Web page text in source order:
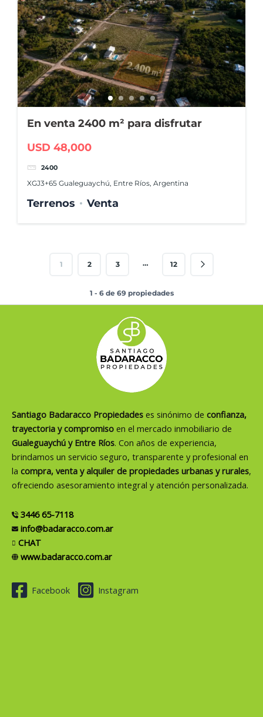
En venta 2400 m² para disfrutar
USD 48,000
2400
XGJ3+65 Gualeguaychú, Entre Ríos, Argentina
Terrenos Venta
1 2 3 … 12
1 - 6 de 69 propiedades
Santiago Badaracco Propiedades es sinónimo de confianza,
trayectoria y compromiso en el mercado inmobiliario de
Gualeguaychú y Entre Ríos. Con años de experiencia,
brindamos un servicio seguro, transparente y profesional en
la compra, venta y alquiler de propiedades urbanas y rurales,
ofreciendo asesoramiento integral y atención personalizada.
3446 65-7118
info@badaracco.com.ar
CHAT
www.badaracco.com.ar
Facebook Instagram